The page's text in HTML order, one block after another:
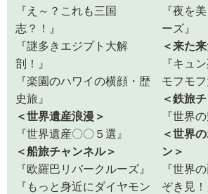
『え～？これも三国
志？！』
『謎多きエジプト大解
剖！』
『楽園のハワイの横顔・歴
史旅』
＜世界遺産浪漫＞
『世界遺産〇〇５選』
＜船旅チャンネル＞
『欧羅巴リバークルーズ』
『もっと身近にダイヤモン
『夜を
ーズ』
＜来た
『キュ
モフモフ
＜鉄旅
『世界
＜世界
ン＞
『世界
ぞき見！